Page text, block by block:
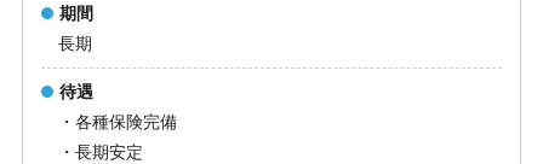
期間
長期
待遇
・各種保険完備
・長期安定